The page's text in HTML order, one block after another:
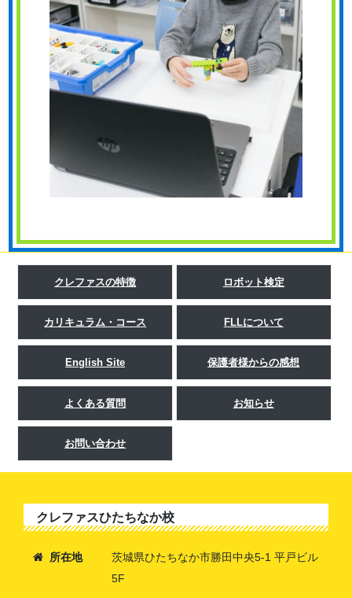
クレファスの特徴 ロボット検定
カリキュラム・コース FLLについて
English Site 保護者様からの感想
よくある質問 お知らせ
お問い合わせ
クレファスひたちなか校
所在地
茨城県ひたちなか市勝田中央5-1 平戸ビル
5F